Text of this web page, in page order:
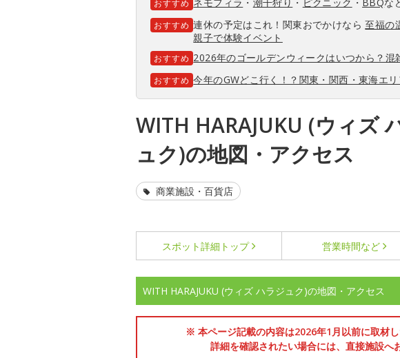
おすすめ
おすすめ 連休の予定はこれ！関東おでかけなら至福の
親子で体験イベント
おすすめ 2026年のゴールデンウィークはいつから？混
おすすめ 今年のGWどこ行く！？関東・関西・東海エ
WITH HARAJUKU (ウィズ
ュク)の地図・アクセス
商業施設・百貨店
スポット詳細 トップ 営業時間など
WITH HARAJUKU (ウィズ ハラジュク)の地図・アクセス
※ 本ページ記載の内容は2026年1月以前に取材し
詳細を確認されたい場合には、直接施設へ